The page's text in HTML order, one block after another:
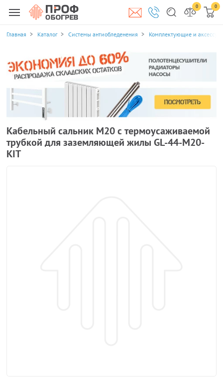
0 0
Главная Каталог Системы антиобледенения Комплектующие и
Кабельный сальник М20 с термоусаживаемой
трубкой для заземляющей жилы GL-44-M20-
KIT